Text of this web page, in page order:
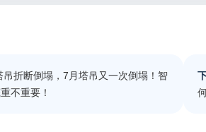
折断倒塌，7月塔吊又一次倒塌！智
不重要！